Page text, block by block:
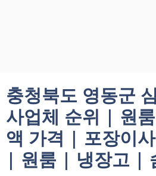
충청북도 영동군
사업체 순위 | 원
액 가격 | 포장이
| 원룸 | 냉장고 |